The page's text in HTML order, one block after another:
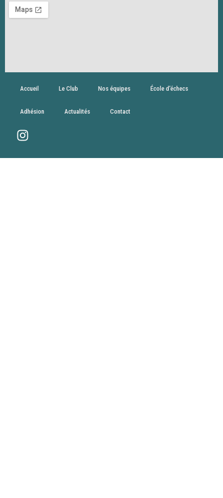
Accueil Le Club Nos équipes École d’échecs
Adhésion Actualités Contact